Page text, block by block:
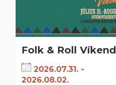
Folk & Roll Víkend
2026.07.31. -
2026.08.02.